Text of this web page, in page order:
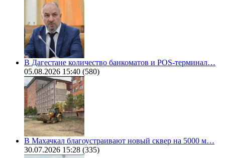
В Дагестане количество банкоматов и POS-терминал…
05.08.2026 15:40 (580)
В Махачкал благоустраивают новый сквер на 5000 м…
30.07.2026 15:28 (335)